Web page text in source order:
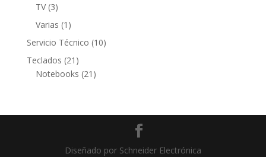
TV 33
productos
Varias 1 1
producto
Servicio Técnico 1010
Teclados 21 21
productos
Notebooks 21 21
Diseñado por Schneider Electrónica